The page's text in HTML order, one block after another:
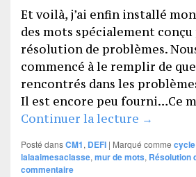
Et voilà, j’ai enfin installé
des mots spécialement
résolution de problèmes.
commencé à le remplir de
rencontrés dans les
Il est encore peu fourni…Ce
Continuer la lecture DEFI en
→
Posté dansCM1, DEFI | Marqué comme
lalaaimesaclasse, mur de mots, Résolution
commentaire